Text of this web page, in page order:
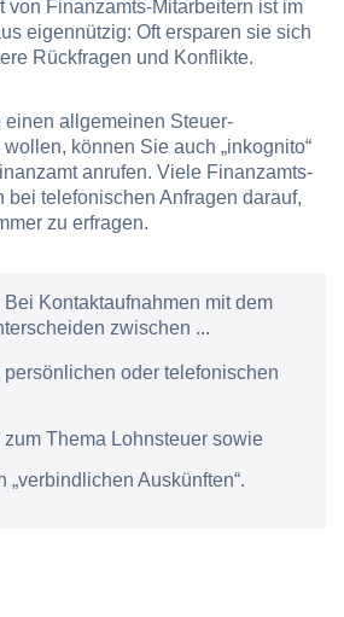
von Finanzamts-Mitarbeitern ist im
eigennützig: Oft ersparen sie sich
Rückfragen und Konflikte.
einen allgemeinen Steuer-
können Sie auch „inkognito“
anrufen. Viele Finanzamts-
bei telefonischen Anfragen darauf,
zu erfragen.
Bei Kontaktaufnahmen mit dem
zwischen ...
oder telefonischen
zum Thema Lohnsteuer sowie
„verbindlichen Auskünften“.